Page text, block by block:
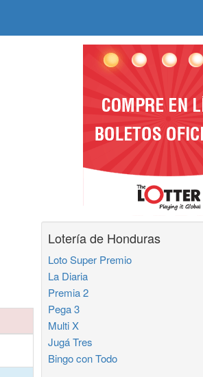
Lotería de Honduras
Loto Super Premio
La Diaria
Premia 2
Pega 3
Multi X
Jugá Tres
Bingo con Todo